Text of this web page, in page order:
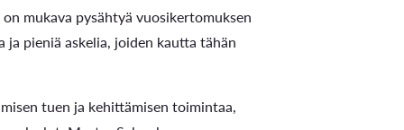
Lisähaku
Valintakokeet
mukava pysähtyä vuosikertomuksen
pieniä askelia, joiden kautta tähän
tuen ja kehittämisen toimintaa,